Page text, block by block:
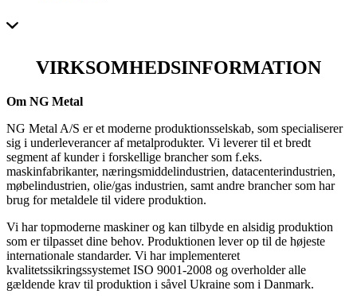
VIRKSOMHEDSINFORMATION
Om NG Metal
NG Metal A/S er et moderne produktionsselskab, som specialiserer
sig i underleverancer af metalprodukter. Vi leverer til et bredt
segment af kunder i forskellige brancher som f.eks.
maskinfabrikanter, næringsmiddelindustrien, datacenterindustrien,
møbelindustrien, olie/gas industrien, samt andre brancher som har
brug for metaldele til videre produktion.
Vi har topmoderne maskiner og kan tilbyde en alsidig produktion
som er tilpasset dine behov. Produktionen lever op til de højeste
internationale standarder. Vi har implementeret
kvalitetssikringssystemet ISO 9001-2008 og overholder alle
gældende krav til produktion i såvel Ukraine som i Danmark.